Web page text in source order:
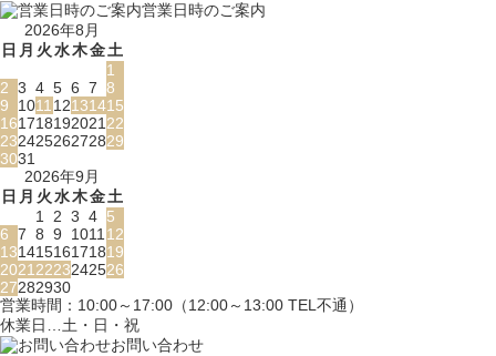
営業日時のご案内
2026年8月
日 月 火水木金土
1
2 3 4 5 6 7 8
9
101112131415
16171819202122
23242526272829
3031
2026年9月
日 月 火水木金土
1 2 3 4 5
6 7 8 9 101112
13141516171819
20212223242526
27282930
営業時間：10:00～17:00（12:00～13:00 TEL不通）
休業日…土・日・祝
お問い合わせ